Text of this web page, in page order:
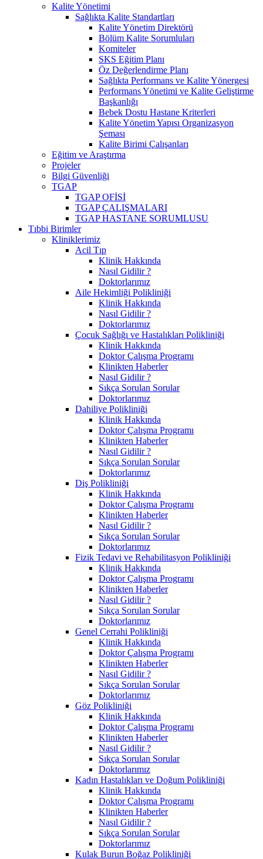
Kalite Yönetimi
Sağlıkta Kalite Standartları
Kalite Yönetim Direktörü
Bölüm Kalite Sorumluları
Komiteler
SKS Eğitim Planı
Öz Değerlendirme Planı
Sağlıkta Performans ve Kalite Yönergesi
Performans Yönetimi ve Kalite Geliştirme
Başkanlığı
Bebek Dostu Hastane Kriterleri
Kalite Yönetim Yapısı Organizasyon
Şeması
Kalite Birimi Çalışanları
Eğitim ve Araştırma
Projeler
Bilgi Güvenliği
TGAP
TGAP OFİSİ
TGAP ÇALIŞMALARI
TGAP HASTANE SORUMLUSU
Tıbbi Birimler
Kliniklerimiz
Acil Tıp
Klinik Hakkında
Nasıl Gidilir ?
Doktorlarımız
Aile Hekimliği Polikliniği
Klinik Hakkında
Nasıl Gidilir ?
Doktorlarımız
Çocuk Sağlığı ve Hastalıkları Polikliniği
Klinik Hakkında
Doktor Çalışma Programı
Klinikten Haberler
Nasıl Gidilir ?
Sıkça Sorulan Sorular
Doktorlarımız
Dahiliye Polikliniği
Klinik Hakkında
Doktor Çalışma Programı
Klinikten Haberler
Nasıl Gidilir ?
Sıkça Sorulan Sorular
Doktorlarımız
Diş Polikliniği
Klinik Hakkında
Doktor Çalışma Programı
Klinikten Haberler
Nasıl Gidilir ?
Sıkça Sorulan Sorular
Doktorlarımız
Fizik Tedavi ve Rehabilitasyon Polikliniği
Klinik Hakkında
Doktor Çalışma Programı
Klinikten Haberler
Nasıl Gidilir ?
Sıkça Sorulan Sorular
Doktorlarımız
Genel Cerrahi Polikliniği
Klinik Hakkında
Doktor Çalışma Programı
Klinikten Haberler
Nasıl Gidilir ?
Sıkça Sorulan Sorular
Doktorlarımız
Göz Polikliniği
Klinik Hakkında
Doktor Çalışma Programı
Klinikten Haberler
Nasıl Gidilir ?
Sıkça Sorulan Sorular
Doktorlarımız
Kadın Hastalıkları ve Doğum Polikliniği
Klinik Hakkında
Doktor Çalışma Programı
Klinikten Haberler
Nasıl Gidilir ?
Sıkça Sorulan Sorular
Doktorlarımız
Kulak Burun Boğaz Polikliniği